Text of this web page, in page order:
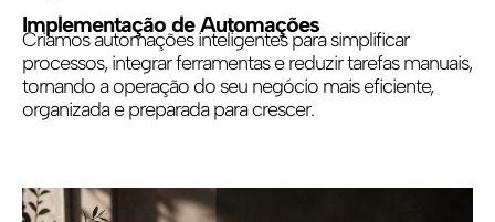
Implementação de Automações
Criamos automações inteligentes para simplificar
processos, integrar ferramentas e reduzir tarefas manuais,
tornando a operação do seu negócio mais eficiente,
organizada e preparada para crescer.